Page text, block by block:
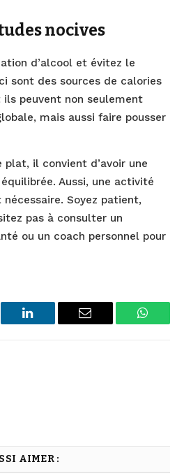
nocives
d’alcool et évitez le
sont des sources de calories
ils peuvent non seulement
mais aussi faire pousser
plat, il convient d’avoir une
Aussi, une activité
Soyez patient,
pas à consulter un
ou un coach personnel pour
LinkedIn Email
AIMER :